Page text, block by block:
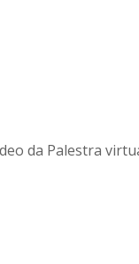
da Palestra